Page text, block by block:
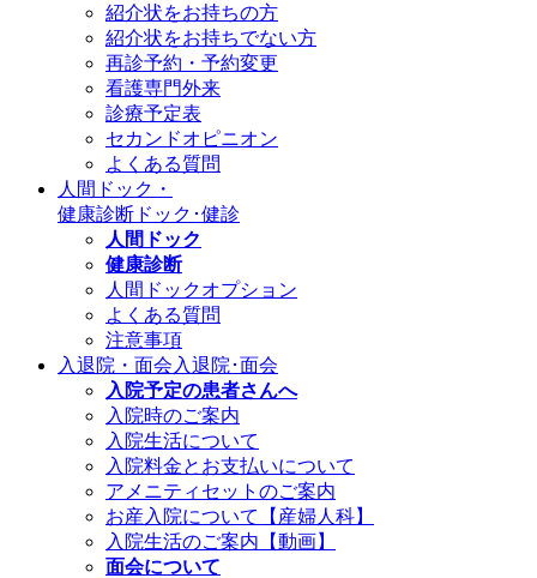
紹介状をお持ちの方
紹介状をお持ちでない方
再診予約・予約変更
看護専門外来
診療予定表
セカンドオピニオン
よくある質問
人間ドック・
健康診断 ドック･健診
人間ドック
健康診断
人間ドックオプション
よくある質問
注意事項
入退院・面会 入退院･面会
入院予定の患者さんへ
入院時のご案内
入院生活について
入院料金とお支払いについて
アメニティセットのご案内
お産入院について【産婦人科】
入院生活のご案内【動画】
面会について